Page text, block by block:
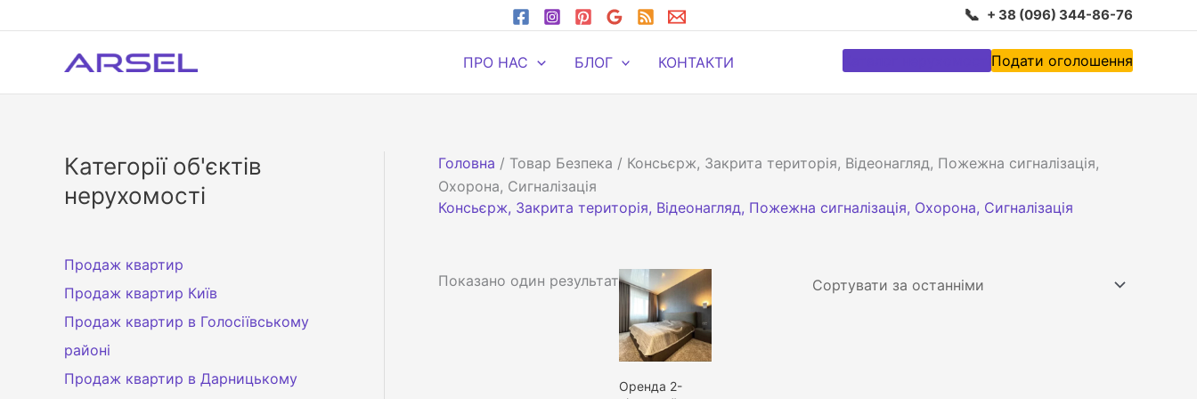
до
📞 + 38 (096) 344-86-76
ПРО НАС БЛОГ КОНТАКТИ Подати оголошення
Категорії об'єктів
нерухомості
Продаж квартир
Продаж квартир Київ
Продаж квартир в Голосіївському
районі
Продаж квартир в Дарницькому
Головна / Товар Безпека / Консьєрж, Закрита територія, Відеонагляд, Пожежна сигналізація,
Охорона, Сигналізація
Консьєрж, Закрита територія, Відеонагляд, Пожежна сигналізація, Охорона, Сигналізація
Показано один результат
Оренда 2-